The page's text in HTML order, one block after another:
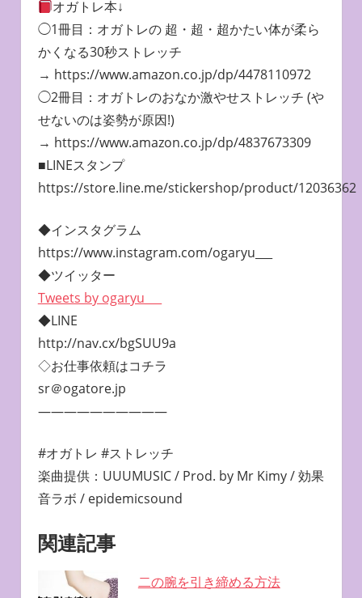
オガトレ本↓
◯1冊目：オガトレの 超・超・超かたい体が柔ら
かくなる30秒ストレッチ
→ https://www.amazon.co.jp/dp/4478110972
◯2冊目：オガトレのおなか激やせストレッチ (や
せないのは姿勢が原因!)
→ https://www.amazon.co.jp/dp/4837673309
■LINEスタンプ
https://store.line.me/stickershop/product/12036362
◆インスタグラム
https://www.instagram.com/ogaryu___
◆ツイッター
Tweets by ogaryu___
◆LINE
http://nav.cx/bgSUU9a
◇お仕事依頼はコチラ
sr＠ogatore.jp
——————————
#オガトレ #ストレッチ
楽曲提供：UUUMUSIC / Prod. by Mr Kimy / 効果
音ラボ / epidemicsound
関連記事
二の腕を引き締める方法